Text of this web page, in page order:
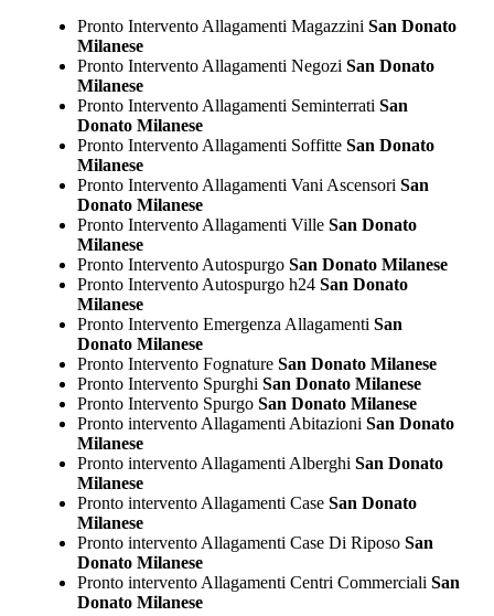
Pronto Intervento Allagamenti Magazzini San Donato
Milanese
Pronto Intervento Allagamenti Negozi San Donato
Milanese
Pronto Intervento Allagamenti Seminterrati San
Donato Milanese
Pronto Intervento Allagamenti SoffitteSan Donato
Milanese
Pronto Intervento Allagamenti Vani Ascensori San
Donato Milanese
Pronto Intervento Allagamenti VilleSan Donato
Milanese
Pronto Intervento AutospurgoSan Donato Milanese
Pronto Intervento Autospurgo h24San Donato
Milanese
Pronto Intervento Emergenza Allagamenti San
Donato Milanese
Pronto Intervento FognatureSan Donato Milanese
Pronto Intervento Spurghi San Donato Milanese
Pronto Intervento SpurgoSan Donato Milanese
Pronto intervento Allagamenti Abitazioni San Donato
Milanese
Pronto intervento Allagamenti Alberghi San Donato
Milanese
Pronto intervento Allagamenti CaseSan Donato
Milanese
Pronto intervento Allagamenti Case Di RiposoSan
Donato Milanese
Pronto intervento Allagamenti Centri Commerciali San
Donato Milanese